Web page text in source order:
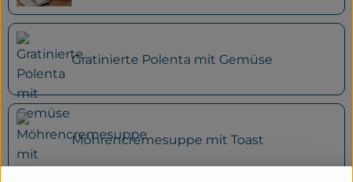
Gratinierte Polenta mit Gemüse
Möhrencremesuppe mit Toast